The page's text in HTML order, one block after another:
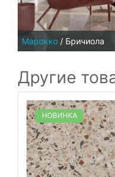
Марокко / Бричиола
Другие
НОВИНКА